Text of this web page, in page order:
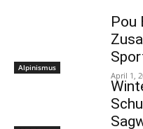
Alpinismus
Pou
April 1,